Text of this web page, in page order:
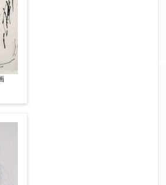
メール記載のアドレスからもお